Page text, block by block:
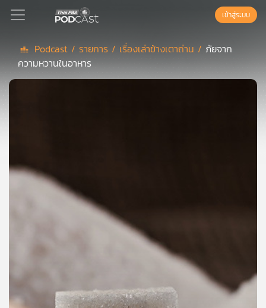
Podcast
เข้าสู่ระบบ
Podcast / รายการ / เรื่องเล่าข้างเตาถ่าน / ภัยจาก
ความหวานในอาหาร